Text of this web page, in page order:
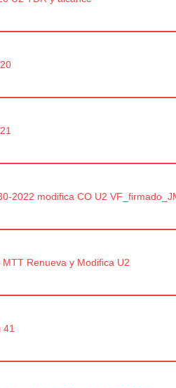
2022 modifica CO U2
MTT Renueva y Modifica U2
41